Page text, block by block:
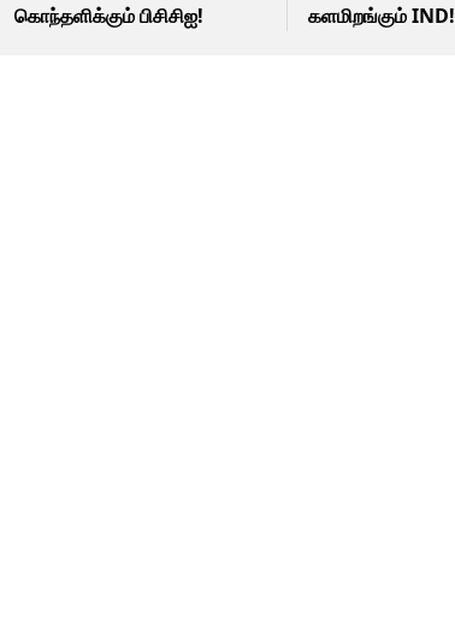
கொந்தளிக்கும் பிசிசிஐ!
களமிறங்கும் IND!